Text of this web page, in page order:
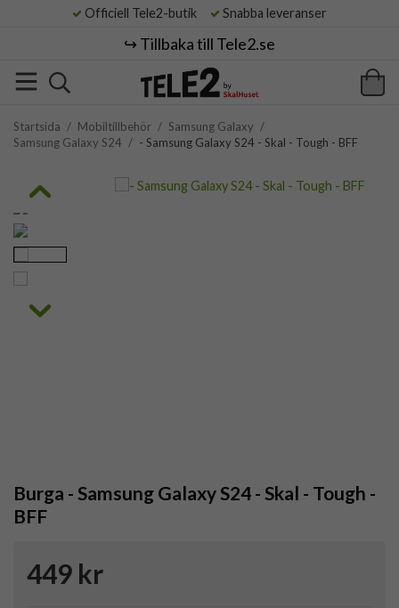
Officiell Tele2-butik Snabba leveranser
↪️ Tillbaka till Tele2.se
Startsida / Mobiltillbehör / Samsung Galaxy /
Samsung Galaxy S24 / - Samsung Galaxy S24 - Skal - Tough - BFF
Burga - Samsung Galaxy S24 - Skal - Tough -
BFF
449 kr